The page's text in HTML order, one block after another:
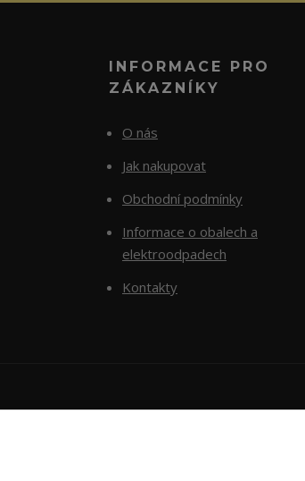
INFORMACE PRO
ZÁKAZNÍKY
O nás
Jak nakupovat
Obchodní podmínky
Informace o obalech a
elektroodpadech
Kontakty